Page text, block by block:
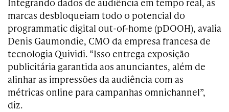
marcas desbloqueiam todo o potencial do
programmatic digital out-of-home (pDOOH), avalia
Denis Gaumondie, CMO da empresa francesa de
tecnologia Quividi. “Isso entrega exposição
publicitária garantida aos anunciantes, além de
alinhar as impressões da audiência com as
métricas online para campanhas omnichannel”,
diz.